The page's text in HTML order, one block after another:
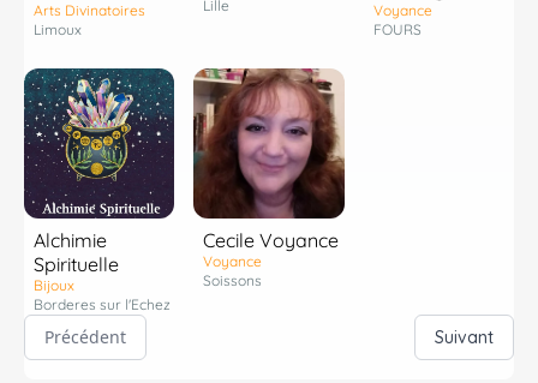
Arts Divinatoires
Limoux
Lille
Voyance
FOURS
Alchimie
Spirituelle
Bijoux
Borderes sur l'Echez
Cecile Voyance
Voyance
Soissons
Précédent Suivant